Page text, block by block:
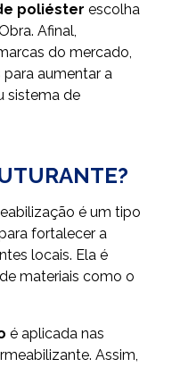
poliéster escolha
Afinal,
do mercado,
aumentar a
sistema de
é um tipo
fortalecer a
locais. Ela é
materiais como o
é aplicada nas
Assim,